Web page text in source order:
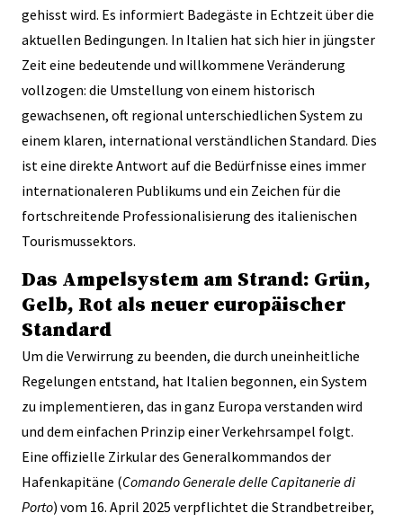
gehisst wird. Es informiert Badegäste in Echtzeit über die
aktuellen Bedingungen. In Italien hat sich hier in jüngster
Zeit eine bedeutende und willkommene Veränderung
vollzogen: die Umstellung von einem historisch
gewachsenen, oft regional unterschiedlichen System zu
einem klaren, international verständlichen Standard. Dies
ist eine direkte Antwort auf die Bedürfnisse eines immer
internationaleren Publikums und ein Zeichen für die
fortschreitende Professionalisierung des italienischen
Tourismussektors.
Das Ampelsystem am Strand: Grün,
Gelb, Rot als neuer europäischer
Standard
Um die Verwirrung zu beenden, die durch uneinheitliche
Regelungen entstand, hat Italien begonnen, ein System
zu implementieren, das in ganz Europa verstanden wird
und dem einfachen Prinzip einer Verkehrsampel folgt.
Eine offizielle Zirkular des Generalkommandos der
Hafenkapitäne (Comando Generale delle Capitanerie di
Porto) vom 16. April 2025 verpflichtet die Strandbetreiber,